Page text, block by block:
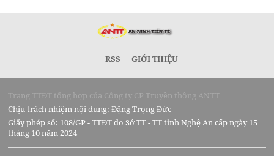
RSS GIỚI THIỆU
Trang TTĐT tổng hợp của Công ty CP Truyền thông ANTT
Chịu trách nhiệm nội dung: Đặng Trọng Đức
Giấy phép số: 108/GP - TTĐT do Sở TT - TT tỉnh Nghệ An cấp ngày 15
tháng 10 năm 2024